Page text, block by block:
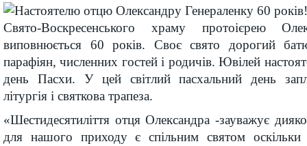
Свято-Воскресенського храму протоієрею
виповнюється 60 років. Своє свято дорогий
парафіян, численних гостей і родичів. Ювілей
день Пасхи. У цей світлий пасхальний день
літургія і святкова трапеза.
«Шестидесятиліття отця Олександра -зауважує
для нашого приходу є спільним святом оскільки